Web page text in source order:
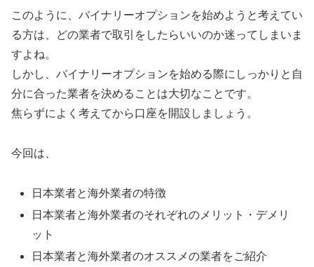
このように、バイナリーオプションを始めようと考えてい
る方は、どの業者で取引をしたらいいのか迷ってしまいま
すよね。
しかし、バイナリーオプションを始める際にしっかりと自
分に合った業者を決めることは大切なことです。
焦らずによく考えてから口座を開設しましょう。
今回は、
日本業者と海外業者の特徴
日本業者と海外業者のそれぞれのメリット・デメリ
ット
日本業者と海外業者のオススメの業者をご紹介